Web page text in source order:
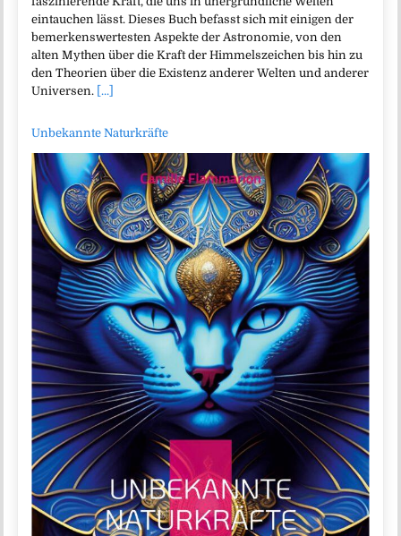
eintauchen lässt. Dieses Buch befasst sich mit einigen der
bemerkenswertesten Aspekte der Astronomie, von den
alten Mythen über die Kraft der Himmelszeichen bis hin zu
den Theorien über die Existenz anderer Welten und anderer
Universen. [...]
Unbekannte Naturkräfte